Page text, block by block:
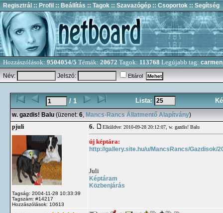
Regisztrál :: Profil :: Beállítás :: Tagok :: Szavazógép :: Csoportok :: Segítség
Hozzászólások: 9504054/5 Témák: 20672 Tagok: 113768 Legújabb tag:
Név:
Jelszó: Eltárol
/ 1 Lista:
w. gazdis! Balu (üzenet: 6, Mancs-Rancs Állatmentő Alapítvány)
pjuli
Tagság: 2004-11-28 10:33:39
Tagszám: #14217
Hozzászólások: 10613
6. Elküldve: 2010-09-28 20:12:07, w. gazdis! Balu
új képtára:
http://gallery.site.hu/u/MancsRancs/Gazdisok/
Juli
Képtáram
Közbenjárás